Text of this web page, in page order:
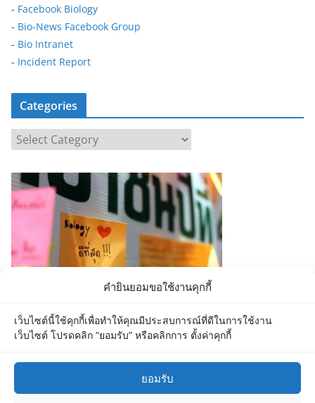
คำยินยอมขอใช้งานคุกกี้
เว็บไซต์นี้ใช้คุกกี้เพื่อทำให้คุณมีประสบการณ์ที่ดีในการใช้งาน
เว็บไซต์ โปรดคลิก “ยอมรับ” หรือคลิกการ ตั้งค่าคุกกี้
ยอมรับ
- Facebook Biology
- Bio-News Facebook Group
- Bio Intranet
- Incident Report
Categories
a
t
e
g
i